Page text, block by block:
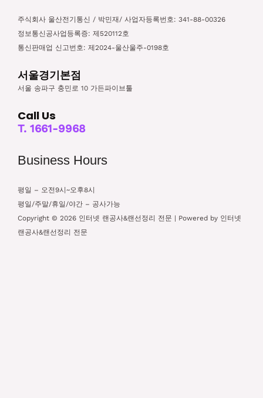
주식회사 울산전기통신 / 박민재/ 사업자등록번호: 341-88-00326
정보통신공사업등록증: 제520112호
통신판매업 신고번호: 제2024-울산울주-0198호
서울경기본점
서울 송파구 충민로 10 가든파이브툴
Call Us
T. 1661-9968
Business Hours
평일 – 오전9시~오후8시
평일/주말/휴일/야간 – 공사가능
Copyright © 2026 인터넷 랜공사&랜선정리 전문 | Powered by 인터넷
랜공사&랜선정리 전문